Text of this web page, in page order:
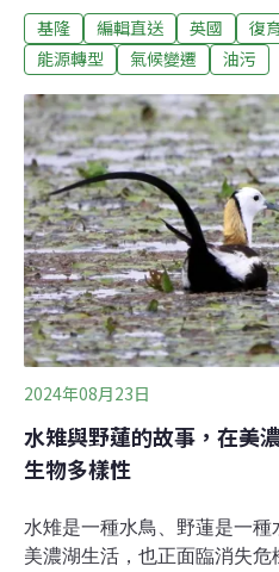
臭，一直到16日溪面都還有
續。當地環保局勒令中油在7
500萬元碳權 北港武德宮成
縣北港武德宮信徒連年成長
響應淨零碳排，再打造一座
保地庫金爐，17日啟用。此
斥資500萬元足以抵消廟方三
即日起宣示成為全球「首座
報導）
基隆 編輯直送 英國 復
能源轉型
氣候變遷 油污
2024年08月23日
水雉與野蓮的故事，在美
生物多樣性
水雉是一種水鳥、野蓮是一
美濃湖生活，也正面臨消失